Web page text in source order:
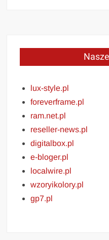
lux-style.pl
foreverframe.pl
ram.net.pl
reseller-news.pl
digitalbox.pl
e-bloger.pl
localwire.pl
wzoryikolory.pl
gp7.pl